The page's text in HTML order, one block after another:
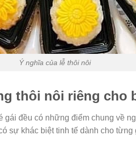
Ý nghĩa của lễ thôi nôi
thôi nôi riêng cho
gái đều có những điểm chung về
sự khác biệt tinh tế dành cho